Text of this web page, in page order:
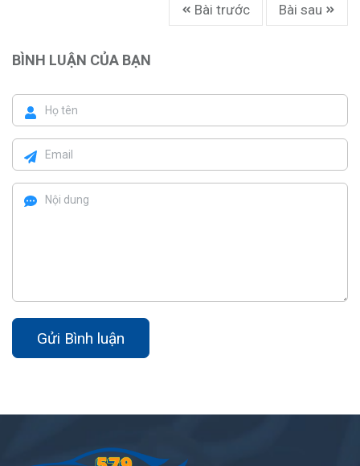
Bài trước Bài sau
BÌNH LUẬN CỦA BẠN
Gửi Bình luận